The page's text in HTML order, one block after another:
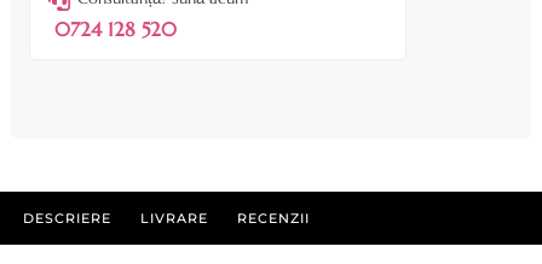
0724 128 520
DESCRIERE LIVRARE RECENZII